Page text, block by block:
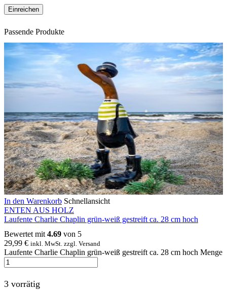
Passende Produkte
In den Warenkorb Schnellansicht
ENTEN AUS HOLZ
Laufente Charlie Chaplin grün-weiß gestreift ca. 28 cm hoch
Bewertet mit 4.69 von 5
29,99 € inkl. MwSt. zzgl. Versand
Laufente Charlie Chaplin grün-weiß gestreift ca. 28 cm hoch Menge
3 vorrätig